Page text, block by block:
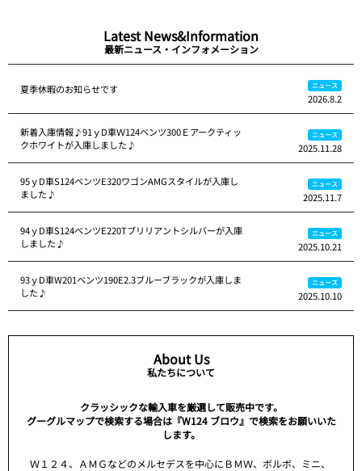
Latest News&Information
最新ニュース・インフォメーション
夏季休暇のお知らせです ニュース
2026.8.2
新着入庫情報♪91ｙD車Ｗ124ベンツ300Ｅアークティッ
クホワイトが入庫しました♪
ニュース
2025.11.28
95ｙD車S124ベンツE320ワゴンAMGスタイルが入庫し
ました♪
ニュース
2025.11.7
94ｙD車S124ベンツE220Tブリリアントシルバーが入庫
しました♪
ニュース
2025.10.21
93ｙD車W201ベンツ190E2.3ブルーブラックが入庫しま
した♪
ニュース
2025.10.10
About Us
私たちについて
クラッシックな輸入車を厳選して販売中です。
グーグルマップで検索する場合は『W124 ブロウ』で検索をお願いいた
します。
Ｗ１２４、ＡＭＧなどのメルセデスを中心にＢＭＷ、ボルボ、ミニ、